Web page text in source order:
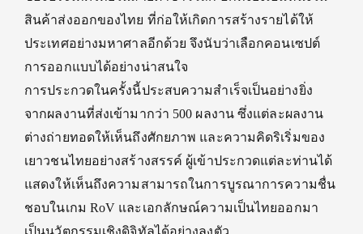
สินค้าส่งออกของไทย ที่ก่อให้เกิดการสร้างรายได้ให้
ประเทศอย่างมหาศาลอีกด้วย จึงนับว่าเลือกคอนเซปต์
การออกแบบได้อย่างน่าสนใจ
การประกวดในครั้งนี้ประสบความสำเร็จเป็นอย่างยิ่ง
จากผลงานที่ส่งเข้ามากว่า 500 ผลงาน ซึ่งแต่ละผลงาน
ต่างถ่ายทอดให้เห็นถึงศักยภาพ และความคิดริเริ่มของ
เยาวชนไทยอย่างสร้างสรรค์ ผู้เข้าประกวดแต่ละท่านได้
แสดงให้เห็นถึงความสามารถในการบูรณาการความชื่น
ชอบในเกม RoV และเอกลักษณ์ความเป็นไทยออกมา
เป็นนวัตกรรมเชิงดิจิทัลได้อย่างลงตัว